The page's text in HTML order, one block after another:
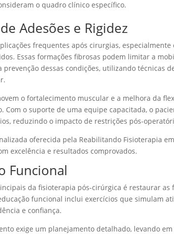
o quadro clínico específico.
Adesões e Rigidez
frequentes após cirurgias,
Essas formações fibrosas podem limitar a
dessas condições, utilizando técnicas
o fortalecimento muscular e a melhora da
Com o suporte de uma equipe capacitada, o
reduzindo o impacto de restrições pós-
oferecida pela Reabilitando Fisioterapia
excelência e resultados comprovados.
Funcional
da fisioterapia pós-cirúrgica é restaurar
funcional inclui exercícios que simulam
e confiança.
exige um planejamento detalhado, levando